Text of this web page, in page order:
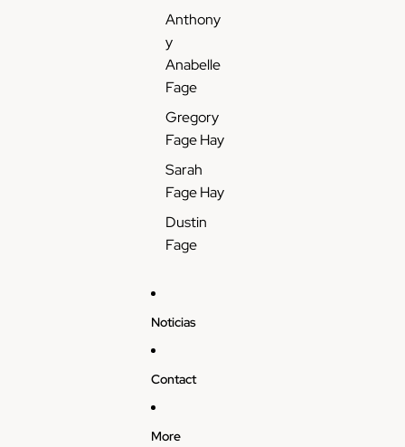
Anthony
y
Anabelle
Fage
Gregory
Fage Hay
Sarah
Fage Hay
Dustin
Fage
Noticias
Contact
More